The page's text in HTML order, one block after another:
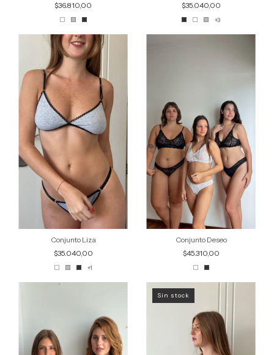
$36.810,00
$35.040,00
+3
Conjunto Liza
$35.040,00
+1
Conjunto Deseo
$45.310,00
Sin stock